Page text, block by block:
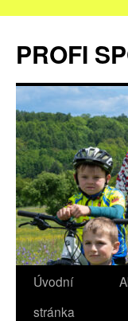
obsahu
webu
PROFI
Úvodní
stránka